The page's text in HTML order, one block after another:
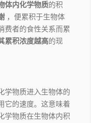
体内化学物质的积
，便累积于生物体
费者的食性关系而累
累积浓度越高的现
学物质进入生物体的
它的速度。这意味着
学物质在生物体内积